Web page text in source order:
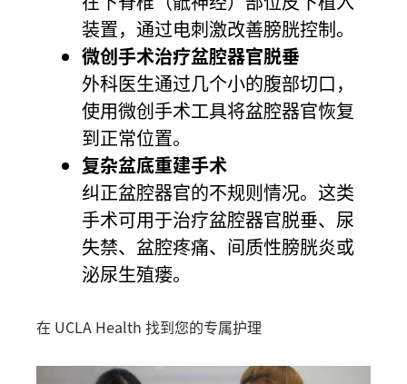
装置，通过电刺激改善膀胱控制。
微创手术治疗盆腔器官脱垂
外科医生通过几个小的腹部切口，
使用微创手术工具将盆腔器官恢复
到正常位置。
复杂盆底重建手术
纠正盆腔器官的不规则情况。这类
手术可用于治疗盆腔器官脱垂、尿
失禁、盆腔疼痛、间质性膀胱炎或
泌尿生殖瘘。
在 UCLA Health 找到您的专属护理